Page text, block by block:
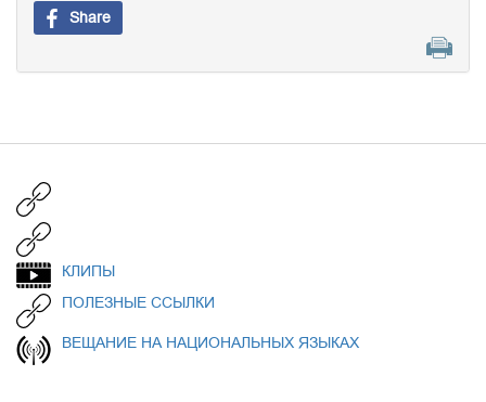
Share
КЛИПЫ
ПОЛЕЗНЫЕ ССЫЛКИ
ВЕЩАНИЕ НА НАЦИОНАЛЬНЫХ ЯЗЫКАХ